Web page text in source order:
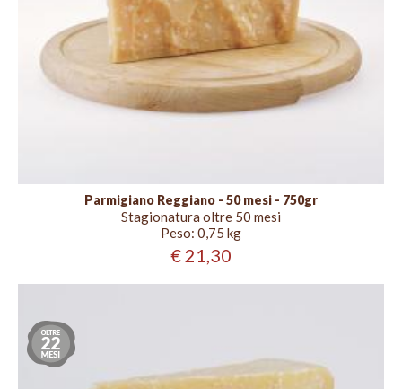
Parmigiano Reggiano - 50 mesi - 750gr
Stagionatura oltre 50 mesi
Peso: 0,75 kg
€ 21,30
Stagionatura
oltre
22